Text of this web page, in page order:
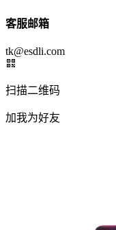
客服邮箱
tk@esdli.com
扫描二维码
加我为好友